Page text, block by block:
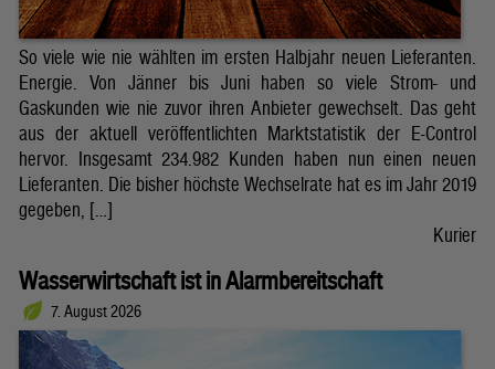
So viele wie nie wählten im ersten Halbjahr neuen Lieferanten.
Energie. Von Jänner bis Juni haben so viele Strom- und
Gaskunden wie nie zuvor ihren Anbieter gewechselt. Das geht
aus der aktuell veröffentlichten Marktstatistik der E-Control
hervor. Insgesamt 234.982 Kunden haben nun einen neuen
Lieferanten. Die bisher höchste Wechselrate hat es im Jahr 2019
gegeben, […]
Kurier
Wasserwirtschaft ist in Alarmbereitschaft
7. August 2026